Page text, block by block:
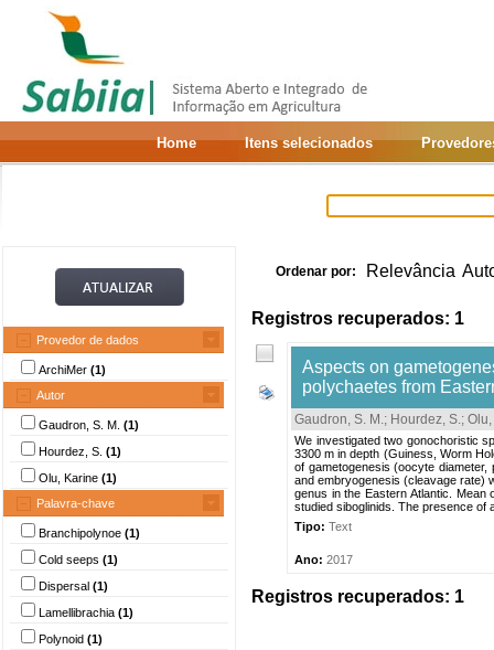
Home Itens selecionados
Provedor de dados
ArchiMer (1)
Autor
Gaudron, S. M. (1)
Hourdez, S. (1)
Olu, Karine (1)
Palavra-chave
Branchipolynoe (1)
Cold seeps (1)
Dispersal (1)
Lamellibrachia (1)
Polynoid (1)
Ordenar por: Relevância
Registros recuperados: 1
Aspects on
polychaetes from
Gaudron, S. M.; Hourdez, S.;
We investigated two gonochoristic
3300 m in depth (Guiness, Worm
of gametogenesis (oocyte
and embryogenesis (cleavage rate)
genus in the Eastern Atlantic.
studied siboglinids. The presence of
Tipo: Text
Ano: 2017
Registros recuperados: 1